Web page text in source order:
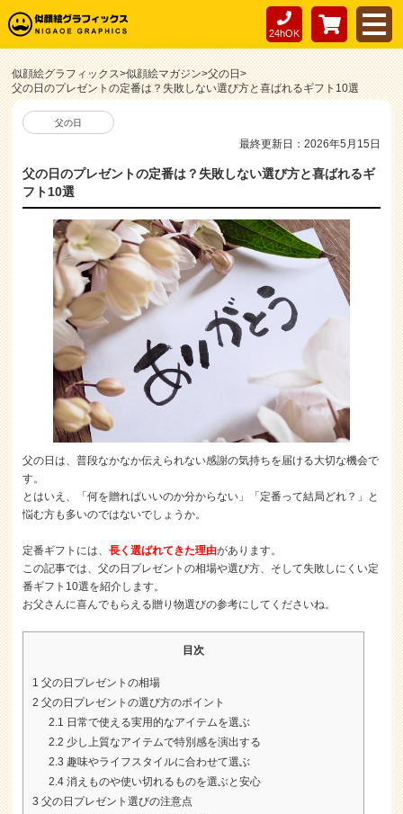
24hOK
似顔絵グラフィックス>似顔絵マガジン>父の日>
父の日のプレゼントの定番は？失敗しない選び方と喜ばれるギフト10選
父の日
最終更新日：2026年5月15日
父の日のプレゼントの定番は？失敗しない選び方と喜ばれるギ
フト10選
父の日は、普段なかなか伝えられない感謝の気持ちを届ける大切な機会で
す。
とはいえ、「何を贈ればいいのか分からない」「定番って結局どれ？」と
悩む方も多いのではないでしょうか。
定番ギフトには、長く選ばれてきた理由があります。
この記事では、父の日プレゼントの相場や選び方、そして失敗しにくい定
番ギフト10選を紹介します。
お父さんに喜んでもらえる贈り物選びの参考にしてくださいね。
目次
1 父の日プレゼントの相場
2 父の日プレゼントの選び方のポイント
2.1 日常で使える実用的なアイテムを選ぶ
2.2 少し上質なアイテムで特別感を演出する
2.3 趣味やライフスタイルに合わせて選ぶ
2.4 消えものや使い切れるものを選ぶと安心
3 父の日プレゼント選びの注意点